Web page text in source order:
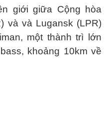
giới giữa Cộng hòa
và và Lugansk (LPR)
một thành trì lớn
khoảng 10km về